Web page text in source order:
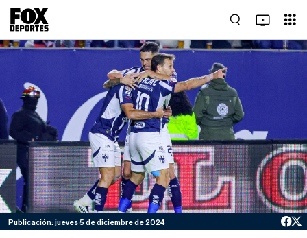
Publicación: jueves 5 de diciembre de 2024